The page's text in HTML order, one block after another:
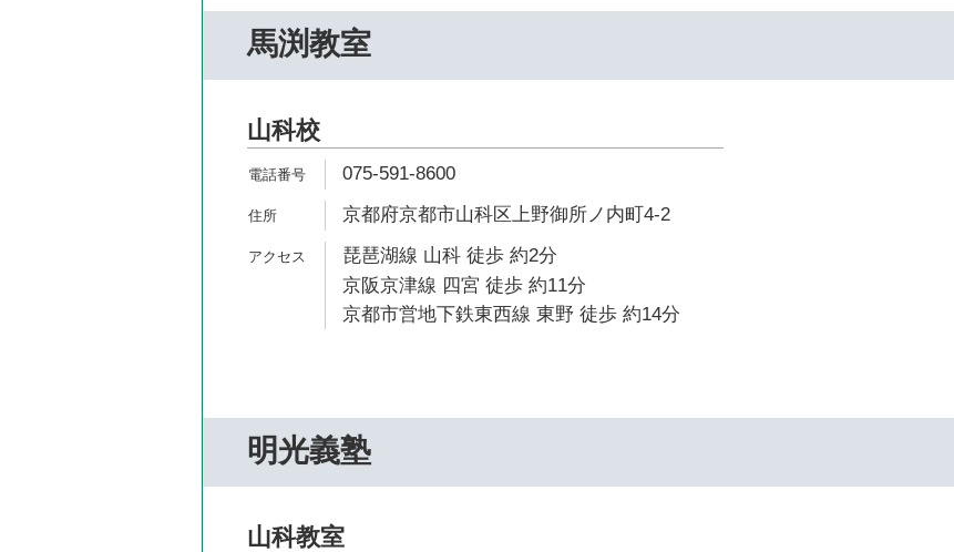
馬渕教室
山科校
075-591-8600
京都府京都市山科区上野御所ノ内町4-2
琵琶湖線 山科 徒歩 約2分
京阪京津線 四宮 徒歩 約11分
京都市営地下鉄東西線 東野 徒歩 約14分
明光義塾
山科教室